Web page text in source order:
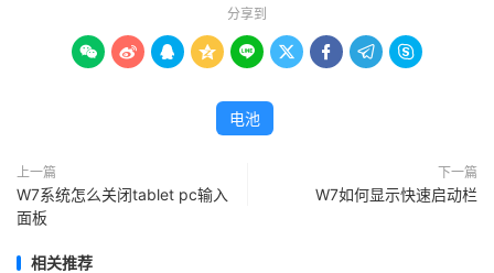
分享到
        
电池
上一篇
W7系统怎么关闭tablet pc输入
面板
下一篇
W7如何显示快速启动栏
相关推荐